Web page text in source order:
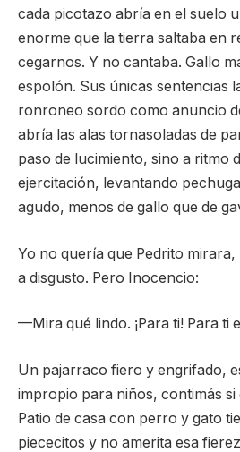
cada picotazo abría en el suelo
enorme que la tierra saltaba en
cegarnos. Y no cantaba. Gallo
espolón. Sus únicas sentencias
ronroneo sordo como anuncio
abría las alas tornasoladas de
paso de lucimiento, sino a ritmo
ejercitación, levantando
agudo, menos de gallo que de
Yo no quería que Pedrito
a disgusto. Pero Inocencio:
—Mira qué lindo. ¡Para ti! Para ti
Un pajarraco fiero y engrifado,
impropio para niños, contimás si
Patio de casa con perro y gato
piececitos y no amerita esa